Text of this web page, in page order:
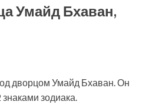
Умайд Бхаван,
дворцом Умайд Бхаван. Он
зодиака.